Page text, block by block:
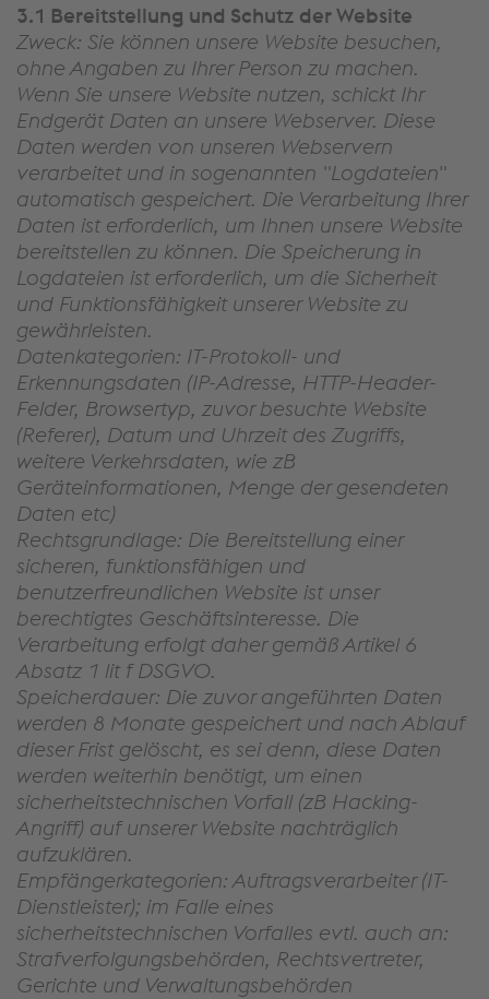
3.1 Bereitstellung und Schutz der Website
Zweck: Sie können unsere Website besuchen,
ohne Angaben zu Ihrer Person zu machen.
Wenn Sie unsere Website nutzen, schickt Ihr
Endgerät Daten an unsere Webserver. Diese
Daten werden von unseren Webservern
verarbeitet und in sogenannten "Logdateien"
automatisch gespeichert. Die Verarbeitung Ihrer
Daten ist erforderlich, um Ihnen unsere Website
bereitstellen zu können. Die Speicherung in
Logdateien ist erforderlich, um die Sicherheit
und Funktionsfähigkeit unserer Website zu
gewährleisten.
Datenkategorien: IT-Protokoll- und
Erkennungsdaten (IP-Adresse, HTTP-Header-
Felder, Browsertyp, zuvor besuchte Website
(Referer), Datum und Uhrzeit des Zugriffs,
weitere Verkehrsdaten, wie zB
Geräteinformationen, Menge der gesendeten
Daten etc)
Rechtsgrundlage: Die Bereitstellung einer
sicheren, funktionsfähigen und
benutzerfreundlichen Website ist unser
berechtigtes Geschäftsinteresse. Die
Verarbeitung erfolgt daher gemäß Artikel 6
Absatz 1 lit f DSGVO.
Speicherdauer: Die zuvor angeführten Daten
werden 8 Monate gespeichert und nach Ablauf
dieser Frist gelöscht, es sei denn, diese Daten
werden weiterhin benötigt, um einen
sicherheitstechnischen Vorfall (zB Hacking-
Angriff) auf unserer Website nachträglich
aufzuklären.
Empfängerkategorien: Auftragsverarbeiter (IT-
Dienstleister); im Falle eines
sicherheitstechnischen Vorfalles evtl. auch an:
Strafverfolgungsbehörden, Rechtsvertreter,
Gerichte und Verwaltungsbehörden